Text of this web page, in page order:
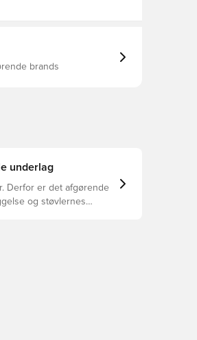
brands
underlag
Derfor er det afgørende
og støvlernes